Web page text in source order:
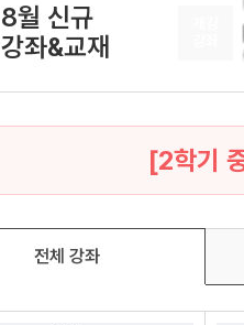
8월 신규
강좌&교재
[2학기
전체 강좌